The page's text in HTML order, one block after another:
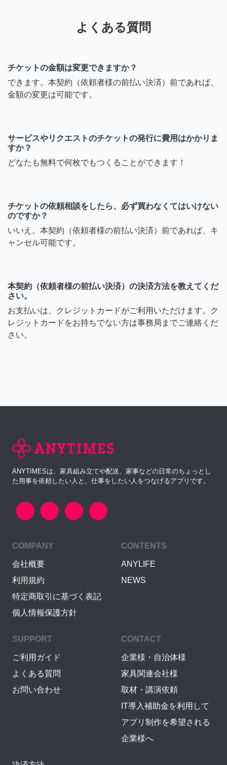
よくある質問
チケットの金額は変更できますか？
できます。本契約（依頼者様の前払い決済）前であれば、
金額の変更は可能です。
サービスやリクエストのチケットの発行に費用はかかりま
すか？
どなたも無料で何枚でもつくることができます！
チケットの依頼相談をしたら、必ず買わなくてはいけない
のですか？
いいえ。本契約（依頼者様の前払い決済）前であれば、キ
ャンセル可能です。
本契約（依頼者様の前払い決済）の決済方法を教えてくだ
さい。
お支払いは、クレジットカードがご利用いただけます。ク
レジットカードをお持ちでない方は事務局までご連絡くだ
さい。
ANYTIMESは、家具組み立てや配送、家事などの日常のちょっとし
た用事を依頼したい人と、仕事をしたい人をつなげるアプリです。
COMPANY
会社概要
利用規約
特定商取引に基づく表記
個人情報保護方針
CONTENTS
ANYLIFE
NEWS
SUPPORT
ご利用ガイド
よくある質問
お問い合わせ
CONTACT
企業様・自治体様
家具関連会社様
取材・講演依頼
IT導入補助金を利用して
アプリ制作を希望される
企業様へ